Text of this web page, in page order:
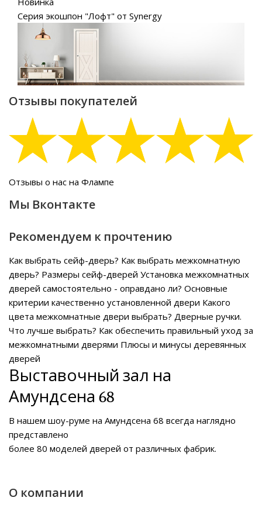
Серия экошпон "Лофт" от Synergy
Отзывы покупателей
Отзывы о нас на Флампе
Мы Вконтакте
Рекомендуем к прочтению
Как выбрать сейф-дверь? Как выбрать межкомнатную
дверь? Размеры сейф-дверей Установка межкомнатных
дверей самостоятельно - оправдано ли? Основные
критерии качественно установленной двери Какого
цвета межкомнатные двери выбрать? Дверные ручки.
Что лучше выбрать? Как обеспечить правильный уход за
межкомнатными дверями Плюсы и минусы деревянных
дверей
Выставочный зал на
Амундсена 68
В нашем шоу-руме на Амундсена 68 всегда наглядно
представлено
более 80 моделей дверей от различных фабрик.
О компании